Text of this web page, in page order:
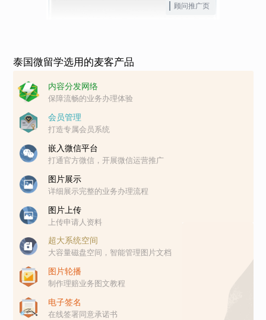
顾问推广页
泰国微留学选用的麦客产品
内容分发网络
保障流畅的业务办理体验
会员管理
打造专属会员系统
嵌入微信平台
打通官方微信，开展微信运营推广
图片展示
详细展示完整的业务办理流程
图片上传
上传申请人资料
超大系统空间
大容量磁盘空间，智能管理图片文档
图片轮播
制作理赔业务图文教程
电子签名
在线签署同意承诺书